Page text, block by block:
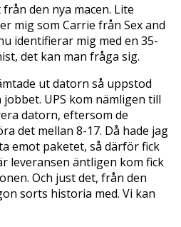
den nya macen. Lite
mig som Carrie från Sex and
identifierar mig med en 35-
det kan man fråga sig.
ut datorn så uppstod
UPS kom nämligen till
datorn, eftersom de
det mellan 8-17. Då hade jag
emot paketet, så därför fick
leveransen äntligen kom fick
Och just det, från den
sorts historia med. Vi kan